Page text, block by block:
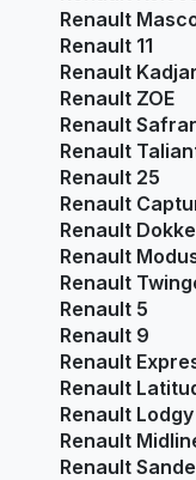
Renault
Renault 11
Renault Kadjar
Renault ZOE
Renault
Renault
Renault 25
Renault
Renault
Renault
Renault
Renault 5
Renault 9
Renault
Renault
Renault Lodgy
Renault
Renault